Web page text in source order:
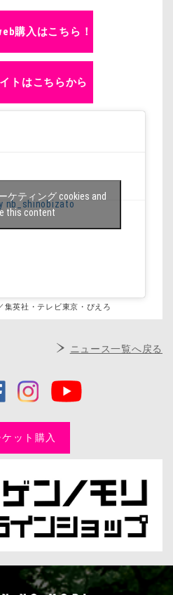
購入はこちら！
トはこちらから
nb_shinobizato
ケティング cookies and
this content
集英社・テレビ東京・ぴえろ
ニュース一覧へ戻る
ケット購入